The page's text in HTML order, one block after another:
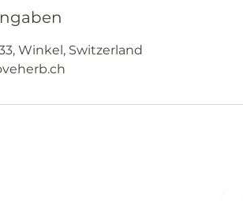
Winkel, Switzerland